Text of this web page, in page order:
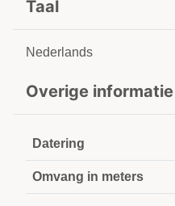
Taal
Nederlands
Overige informatie
Datering
Omvang in meters